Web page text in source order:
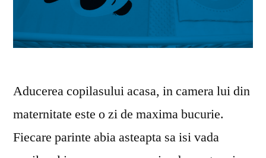
Aducerea copilasului acasa, in camera lui din
maternitate este o zi de maxima bucurie.
Fiecare parinte abia asteapta sa isi vada